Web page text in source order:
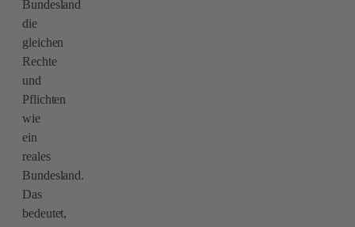
Bundesland
die
gleichen
Rechte
und
Pflichten
wie
ein
reales
Bundesland.
Das
bedeutet,